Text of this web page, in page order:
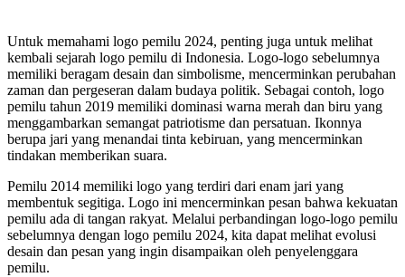
Untuk memahami logo pemilu 2024, penting juga untuk melihat
kembali sejarah logo pemilu di Indonesia. Logo-logo sebelumnya
memiliki beragam desain dan simbolisme, mencerminkan perubahan
zaman dan pergeseran dalam budaya politik. Sebagai contoh, logo
pemilu tahun 2019 memiliki dominasi warna merah dan biru yang
menggambarkan semangat patriotisme dan persatuan. Ikonnya
berupa jari yang menandai tinta kebiruan, yang mencerminkan
tindakan memberikan suara.
Pemilu 2014 memiliki logo yang terdiri dari enam jari yang
membentuk segitiga. Logo ini mencerminkan pesan bahwa kekuatan
pemilu ada di tangan rakyat. Melalui perbandingan logo-logo pemilu
sebelumnya dengan logo pemilu 2024, kita dapat melihat evolusi
desain dan pesan yang ingin disampaikan oleh penyelenggara
pemilu.